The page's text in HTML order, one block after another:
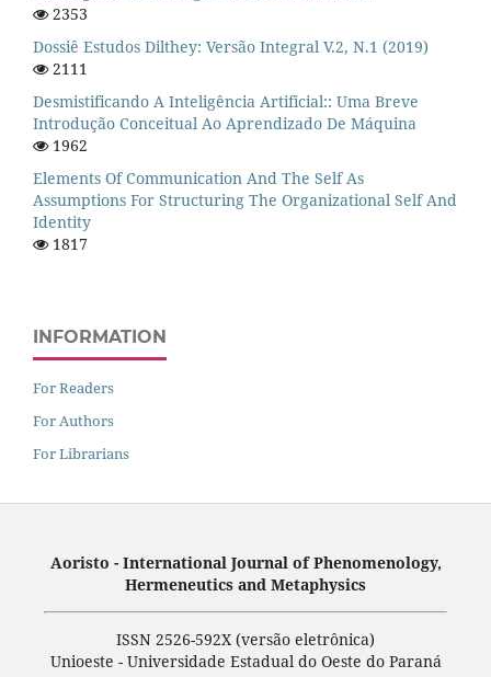
2353
Dossiê Estudos Dilthey: Versão Integral V.2, N.1 (2019)
2111
Desmistificando A Inteligência Artificial:: Uma Breve
Introdução Conceitual Ao Aprendizado De Máquina
1962
Elements Of Communication And The Self As
Assumptions For Structuring The Organizational Self And
Identity
1817
INFORMATION
For Readers
For Authors
For Librarians
Aoristo - International Journal of Phenomenology,
Hermeneutics and Metaphysics
ISSN 2526-592X (versão eletrônica)
Unioeste - Universidade Estadual do Oeste do Paraná